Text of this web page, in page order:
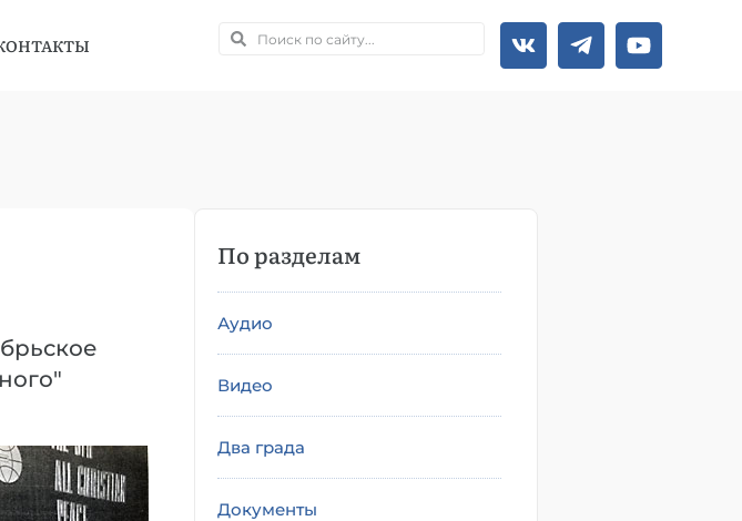
По разделам
Аудио
Видео
Два града
Документы